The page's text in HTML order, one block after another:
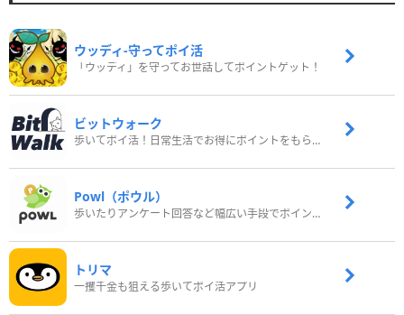
ウッディ‐守ってポイ活
「ウッディ」を守ってお世話してポイントゲット！
ビットウォーク
歩いてポイ活！日常生活でお得にポイントをもらおう
Powl（ポウル）
歩いたりアンケート回答など幅広い手段でポイントをゲット
トリマ
一攫千金も狙える歩いてポイ活アプリ